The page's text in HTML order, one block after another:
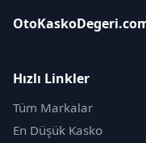
Hızlı Linkler
Tüm Markalar
En Düşük Kasko